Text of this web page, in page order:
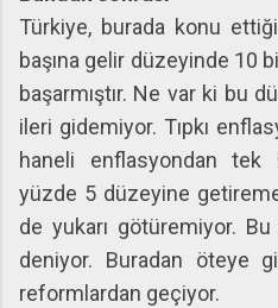
Türkiye, burada konu
başına gelir düzeyinde 10
başarmıştır. Ne var ki bu
ileri gidemiyor. Tıpkı
haneli enflasyondan
yüzde 5 düzeyine
de yukarı götüremiyor.
deniyor. Buradan öteye
reformlardan geçiyor.